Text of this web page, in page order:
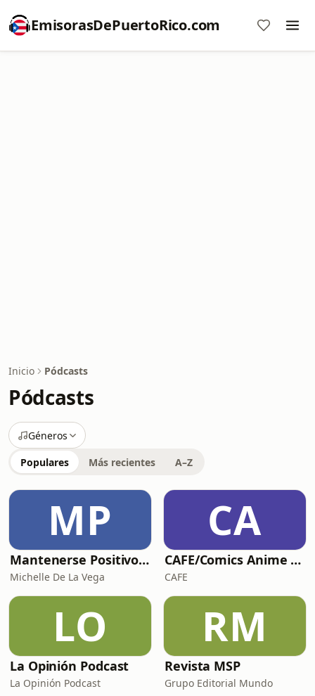
EmisorasDePuertoRico.com
Inicio Pódcasts
Pódcasts
Géneros
Populares Más recientes A–Z
MP
Mantenerse Positivo Está Cabrón
Michelle De La Vega
CA
CAFE/Comics Anime Film Entertainment
CAFE
LO
La Opinión Podcast
La Opinión Podcast
RM
Revista MSP
Grupo Editorial Mundo